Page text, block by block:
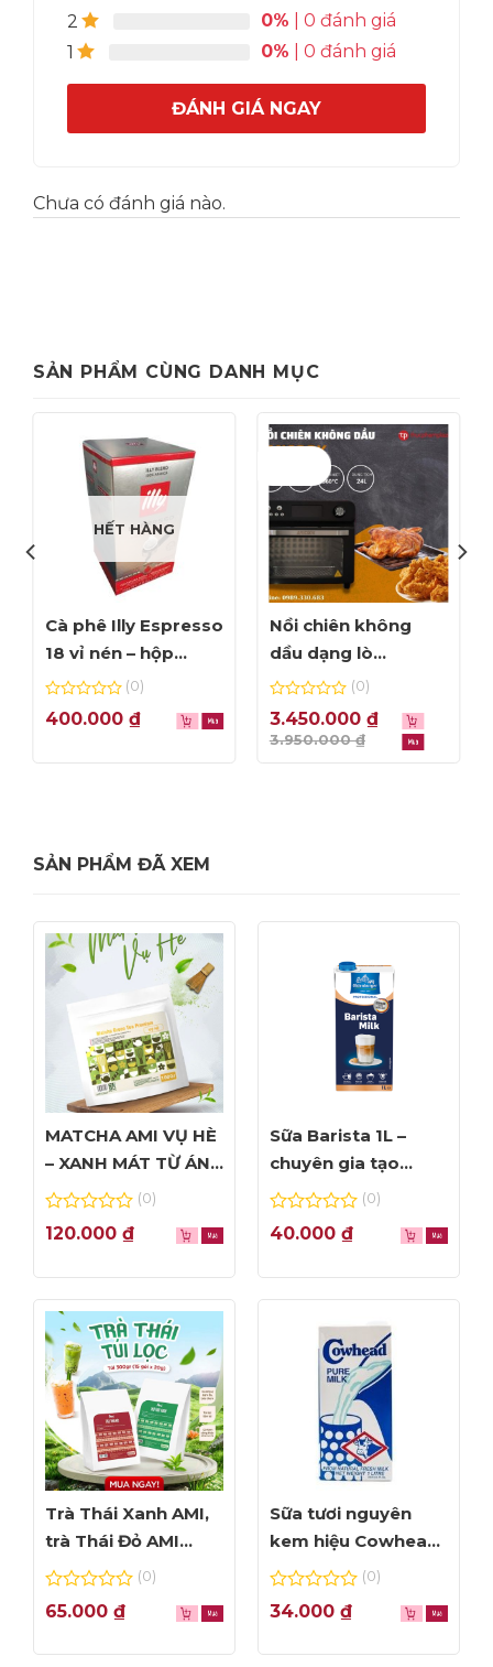
2
0% | 0 đánh giá
1
0% | 0 đánh giá
ĐÁNH GIÁ NGAY
Chưa có đánh giá nào.
SẢN PHẨM CÙNG DANH MỤC
HẾT HÀNG
Cà phê Illy Espresso
18 vỉ nén – hộp
125gr
0
out
5
(0)
400.000 ₫
Giảm giá!
Nồi chiên không
dầu dạng lò
Amicook Air Fryer
Oven 24L – màu đen
0
out
of
5
(0)
3.450.000 ₫
3.950.000₫
SẢN PHẨM ĐÃ XEM
MATCHA AMI VỤ HÈ
– XANH MÁT TỪ ÁNH
NHÌN ĐẦU TIÊN
0
out
5
(0)
120.000 ₫
Sữa Barista 1L –
chuyên gia tạo
Foam đỉnh cao
0
out
5
(0)
40.000 ₫
Trà Thái Xanh AMI,
trà Thái Đỏ AMI
thơm ngon, túi lọc
0
out
5
(0)
65.000 ₫
Sữa tươi nguyên
kem hiệu Cowhead
– hộp 1L
0
out
5
(0)
34.000 ₫